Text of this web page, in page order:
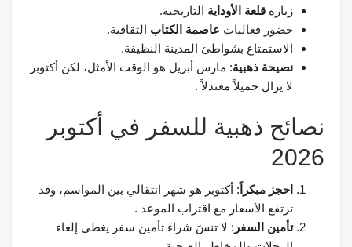
زيارة قلعة الأوداية التاريخية.
حضور فعاليات عاصمة الكتاب الثقافية.
الاستمتاع بشواطئ المدينة النظيفة.
نصيحة ذهبية: مارس أبريل هو الوقت الأمثل، لكن أكتوبر
لا يزال جميلاً معتدلاً .
نصائح ذهبية للسفر في أكتوبر
2026
احجز مبكراً : أكتوبر هو شهر انتقالي بين المواسم، وقد
ترتفع الأسعار مع اقتراب الموعد .
تأمين السفر : لا تنسَ شراء تأمين سفر يغطي إلغاء